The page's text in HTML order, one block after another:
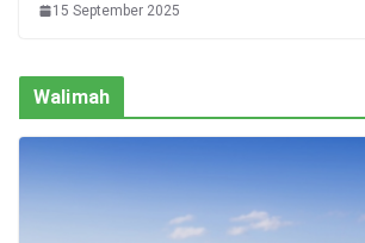
15 September 2025
Walimah